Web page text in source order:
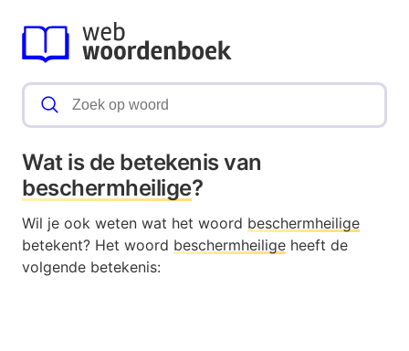
Wat is de betekenis van
beschermheilige?
Wil je ook weten wat het woord beschermheilige
betekent? Het woord beschermheilige heeft de
volgende betekenis: